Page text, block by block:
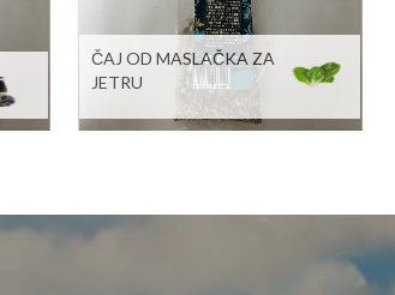
ČAJ OD MASLAČKA ZA
JETRU